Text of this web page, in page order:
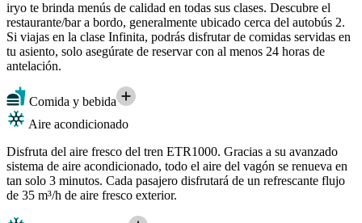
iryo te brinda menús de calidad en todas sus clases. Descubre el
restaurante/bar a bordo, generalmente ubicado cerca del autobús 2.
Si viajas en la clase Infinita, podrás disfrutar de comidas servidas en
tu asiento, solo asegúrate de reservar con al menos 24 horas de
antelación.
Comida y bebida
Aire acondicionado
Disfruta del aire fresco del tren ETR1000. Gracias a su avanzado
sistema de aire acondicionado, todo el aire del vagón se renueva en
tan solo 3 minutos. Cada pasajero disfrutará de un refrescante flujo
de 35 m³/h de aire fresco exterior.